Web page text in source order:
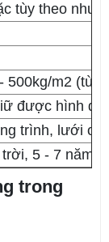
tùy theo nhu
500kg/m2 (tùy
được hình
trình, lưới
5 - 7 năm
trong